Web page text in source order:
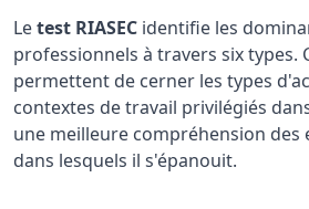
Letest RIASEC identifie les
professionnels à travers six types.
permettent de cerner les types
contextes de travail privilégiés
une meilleure compréhension des
dans lesquels il s'épanouit.